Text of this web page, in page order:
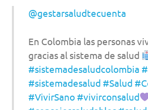
@gestarsaludtecuenta
En Colombia las personas
gracias al sistema de salud
#sistemadesaludcolombia
#sistemadesalud #Salud
#VivirSano #vivirconsalud